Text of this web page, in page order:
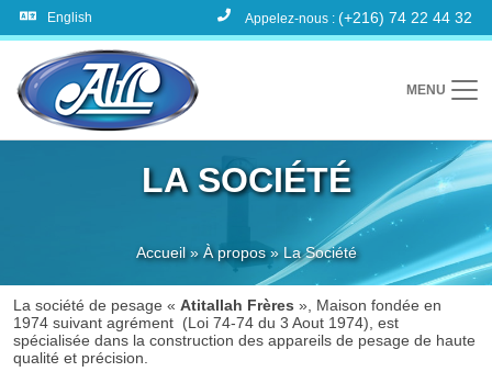
LA SOCIÉTÉ
Accueil»À propos» La Société
English Appelez-nous : (+216) 74 22 44 32
MENU
La société de pesage « Atitallah Frères », Maison fondée en
1974 suivant agrément (Loi 74-74 du 3 Aout 1974), est
spécialisée dans la construction des appareils de pesage de haute
qualité et précision.